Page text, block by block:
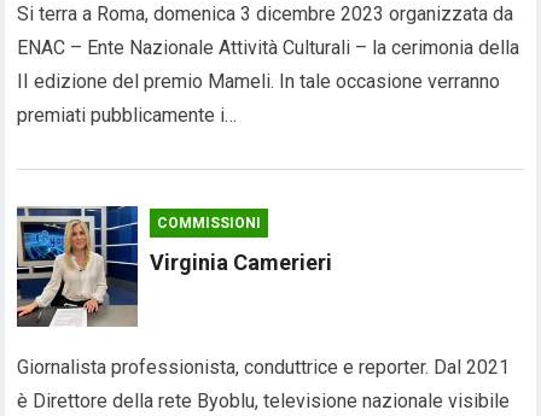
Si terra a Roma, domenica 3 dicembre 2023 organizzata da
ENAC – Ente Nazionale Attività Culturali – la cerimonia della
II edizione del premio Mameli. In tale occasione verranno
premiati pubblicamente i…
COMMISSIONI
Virginia Camerieri
Giornalista professionista, conduttrice e reporter. Dal 2021
è Direttore della rete Byoblu, televisione nazionale visibile